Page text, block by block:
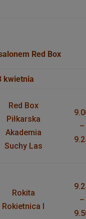
Red Box
kwietnia
Red Box
Piłkarska
Akademia
Suchy Las
–
Rokita
Rokietnica I
–